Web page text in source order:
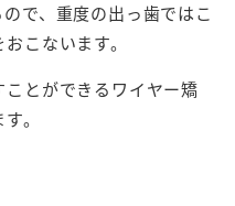
で、重度の出っ歯ではこ
こないます。
とができるワイヤー矯
。